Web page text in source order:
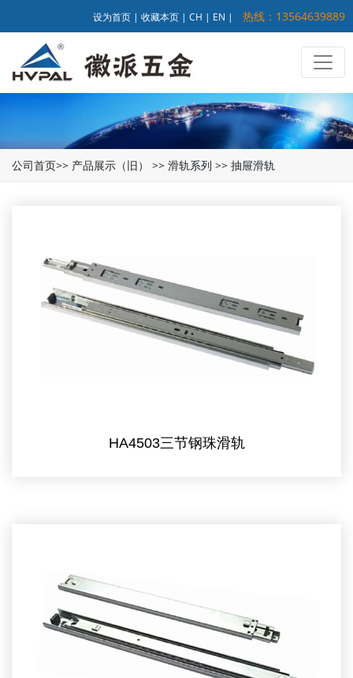
设为首页 | 收藏本页 | CH | EN | 热线：13564639889
公司首页>> 产品展示（旧） >> 滑轨系列 >> 抽屉滑轨
HA4503三节钢珠滑轨